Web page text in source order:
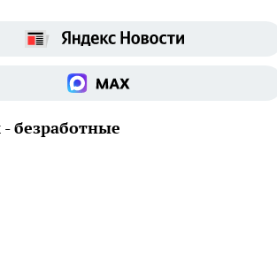
безработные